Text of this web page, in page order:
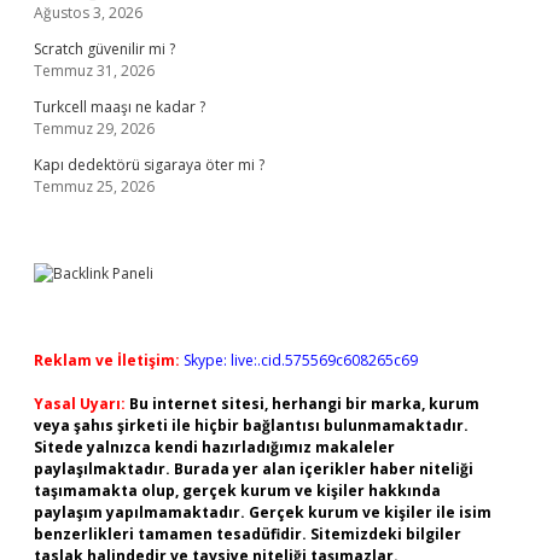
Ağustos 3, 2026
Scratch güvenilir mi ?
Temmuz 31, 2026
Turkcell maaşı ne kadar ?
Temmuz 29, 2026
Kapı dedektörü sigaraya öter mi ?
Temmuz 25, 2026
Reklam ve İletişim: Skype: live:.cid.575569c608265c69
Yasal Uyarı: Bu internet sitesi, herhangi bir marka, kurum
veya şahıs şirketi ile hiçbir bağlantısı bulunmamaktadır.
Sitede yalnızca kendi hazırladığımız makaleler
paylaşılmaktadır. Burada yer alan içerikler haber niteliği
taşımamakta olup, gerçek kurum ve kişiler hakkında
paylaşım yapılmamaktadır. Gerçek kurum ve kişiler ile isim
benzerlikleri tamamen tesadüfidir. Sitemizdeki bilgiler
taslak halindedir ve tavsiye niteliği taşımazlar.